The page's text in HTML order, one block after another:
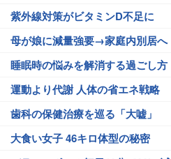
紫外線対策がビタミンD不足に
母が娘に減量強要→家庭内別居へ
睡眠時の悩みを解消する過ごし方
運動より代謝 人体の省エネ戦略
歯科の保健治療を巡る「大嘘」
大食い女子 46キロ体型の秘密